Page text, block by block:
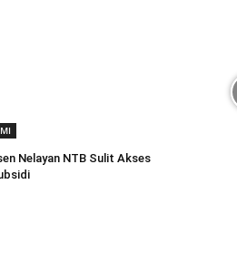
Nelayan NTB Sulit Akses